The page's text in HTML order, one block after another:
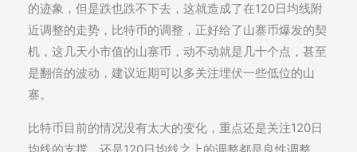
的迹象，但是跌也跌不下去，这就造成了在120日均线附
近调整的走势，比特币的调整，正好给了山寨币爆发的契
机，这几天小市值的山寨币，动不动就是几十个点，甚至
是翻倍的波动，建议近期可以多关注埋伏一些低位的山
寨。
比特币目前的情况没有太大的变化，重点还是关注120日